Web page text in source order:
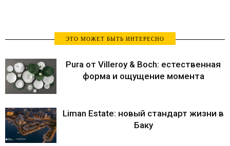
ЭТО МОЖЕТ БЫТЬ ИНТЕРЕСНО
Pura от Villeroy & Boch: естественная
форма и ощущение момента
Liman Estate: новый стандарт жизни в
Баку